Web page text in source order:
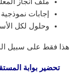
إجابات نموذجية
وحلول لكل
هذا فقط على سبيل